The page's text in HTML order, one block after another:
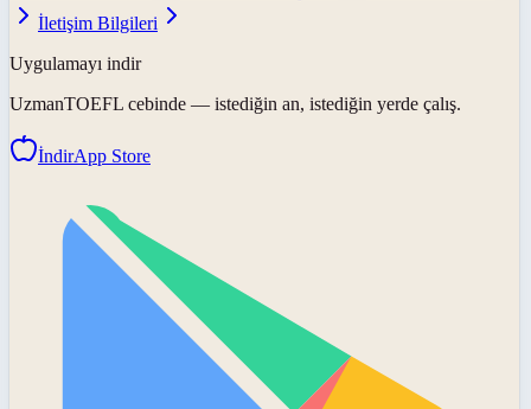
İletişim Bilgileri
Uygulamayı indir
UzmanTOEFL cebinde — istediğin an, istediğin yerde çalış.
İndirApp Store